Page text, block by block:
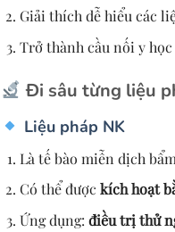
Giải thích dễ hiểu các
Trở thành cầu nối y
Đi sâu từng liệu
Liệu pháp NK
Là tế bào miễn dịch
Có thể được kích hoạt
Ứng dụng: điều trị thử